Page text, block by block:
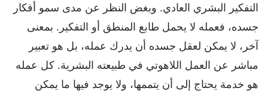
التفكير البشري العادي. وبغض النظر عن مدى سمو أفكار
جسده، فعمله لا يحمل طابع المنطق أو التفكير. بمعنى
آخر، لا يمكن لعقل جسده أن يدرك عمله، بل هو تعبير
مباشر عن العمل اللاهوتي في طبيعته البشرية. كل عمله
هو خدمة يحتاج إلى أن يتممها، ولا يوجد فيها ما يمكن